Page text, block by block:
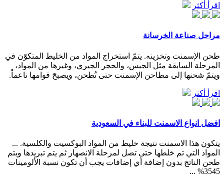
اقرأ أكثر
مراحل صناعة الخرسانة
طحن الإسمنت وتخزينه. يتمّ استخراج المواد من الخليط المتكوّن في
المرحلة السابقة مثل الجبس، والحجر الجيري، وغيرها من المواد،
ويتمّ شحنها إلى مطاحن الإسمنت حتى تُطحن، ويصبحَ قوامها ناعماً.
اقرأ أكثر
افضل انواع الاسمنت للبناء في السعودية
يتكون هذا الاسمنت نتيجة خليط من المواد البوكسيت والكلسية. ...
المواد التي تم خلطها حتى تصل لمرحلة الانصهار ثم يتم تبريدها ويتم
طحن الناتج بدون إضافة أي إضافات يجب أن تكون نسبة الألومينات
3545% ...